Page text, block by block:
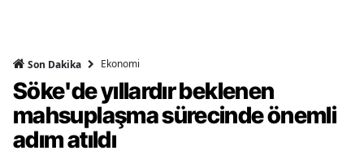
Son Dakika Ekonomi
Söke'de yıllardır beklenen
mahsuplaşma sürecinde önemli
adım atıldı